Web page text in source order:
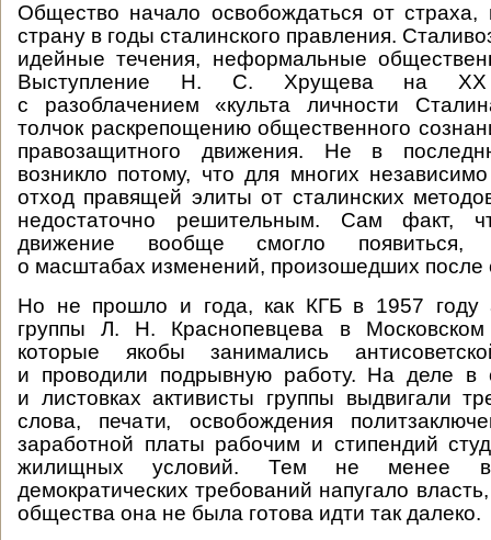
Общество начало освобождаться от страха,
страну в годы сталинского правления.
идейные течения, неформальные
Выступление Н. С. Хрущева на
с разоблачением «культа личности
толчок раскрепощению общественного
правозащитного движения. Не в
возникло потому, что для многих
отход правящей элиты от сталинских
недостаточно решительным. Сам факт,
движение вообще смогло появиться,
о масштабах изменений, произошедших после
Но не прошло и года, как КГБ в 1957 году
группы Л. Н. Краснопевцева в Московском
которые якобы занимались
и проводили подрывную работу. На деле в
и листовках активисты группы выдвигали
слова, печати, освобождения
заработной платы рабочим и стипендий
жилищных условий. Тем не менее
демократических требований напугало
общества она не была готова идти так далеко.